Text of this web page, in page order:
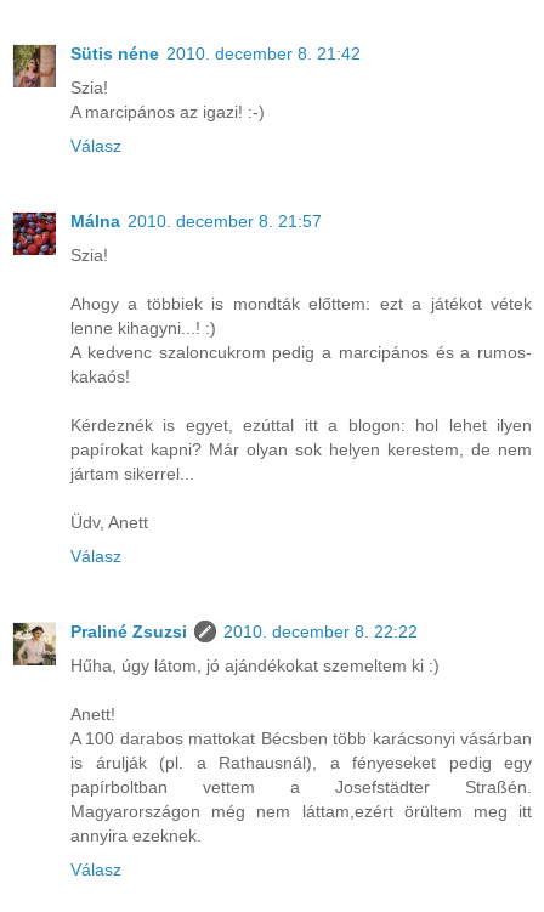
Sütis néne 2010. december 8. 21:42
Szia!
A marcipános az igazi! :-)
Válasz
Málna 2010. december 8. 21:57
Szia!
Ahogy a többiek is mondták előttem: ezt a játékot vétek
lenne kihagyni...! :)
A kedvenc szaloncukrom pedig a marcipános és a rumos-
kakaós!
Kérdeznék is egyet, ezúttal itt a blogon: hol lehet ilyen
papírokat kapni? Már olyan sok helyen kerestem, de nem
jártam sikerrel...
Üdv, Anett
Válasz
Praliné Zsuzsi
2010. december 8. 22:22
Hűha, úgy látom, jó ajándékokat szemeltem ki :)
Anett!
A 100 darabos mattokat Bécsben több karácsonyi vásárban
is árulják (pl. a Rathausnál), a fényeseket pedig egy
papírboltban vettem a Josefstädter Straßén.
Magyarországon még nem láttam,ezért örültem meg itt
annyira ezeknek.
Válasz